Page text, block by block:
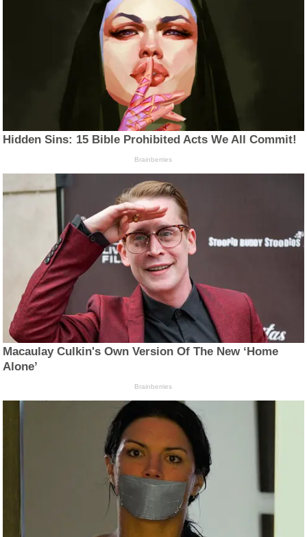
Hidden Sins: 15 Bible Prohibited Acts We All Commit!
Brainberries
Macaulay Culkin's Own Version Of The New ‘Home
Alone’
Brainberries